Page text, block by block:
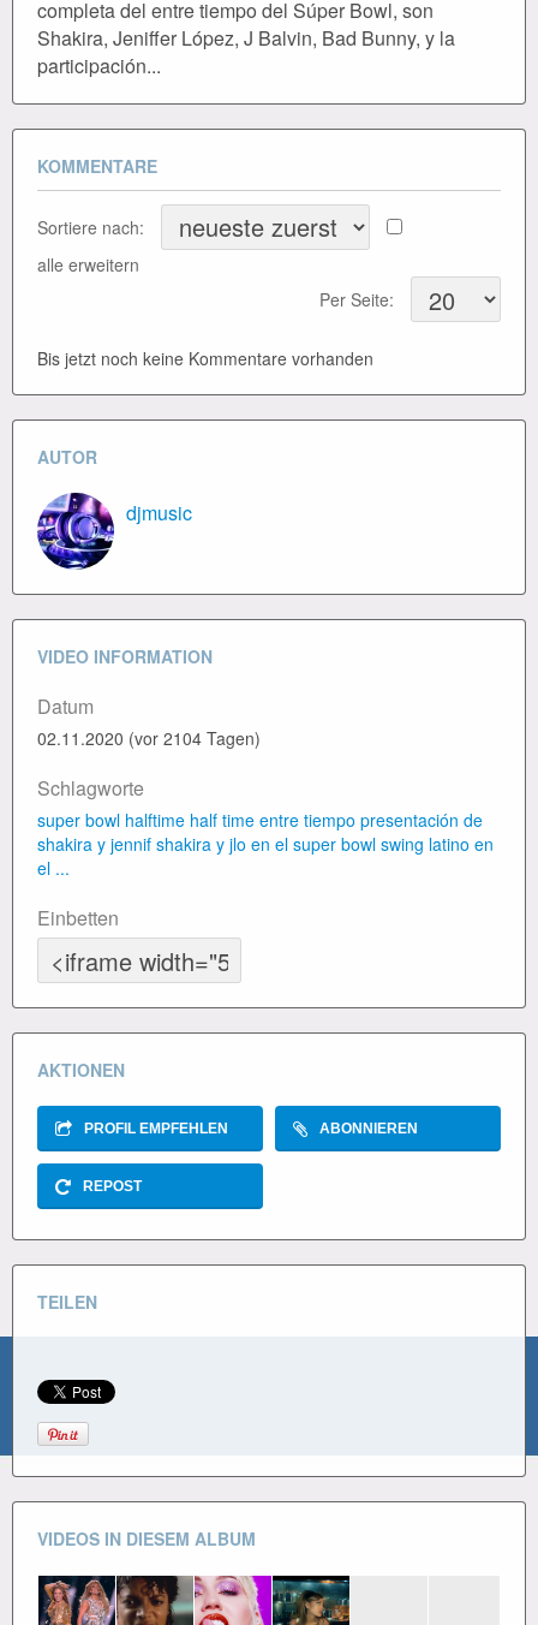
completa del entre tiempo del Súper Bowl, son
Shakira, Jeniffer López, J Balvin, Bad Bunny, y la
participación...
KOMMENTARE
Sortiere nach:
alle erweitern
Per Seite:
Bis jetzt noch keine Kommentare vorhanden
AUTOR
djmusic
VIDEO INFORMATION
Datum
02.11.2020 (vor 2104 Tagen)
Schlagworte
super bowl halftime half time entre tiempo presentación de
shakira y jennif shakira y jlo en el super bowl swing latino en
el ...
Einbetten
AKTIONEN
PROFIL EMPFEHLEN ABONNIEREN
REPOST
TEILEN
VIDEOS IN DIESEM ALBUM